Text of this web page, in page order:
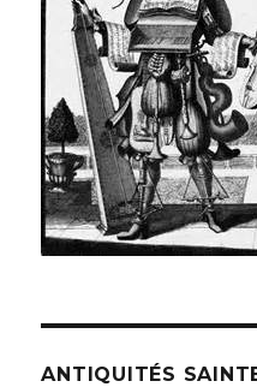
ANTIQUITÉS